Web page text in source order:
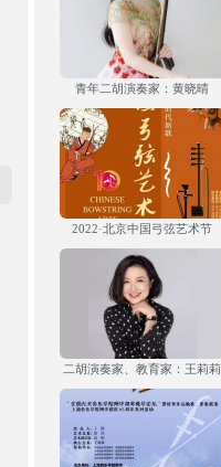
青年二胡演奏家：黄晓晴
2022·北京中国弓弦艺术节
二胡演奏家、教育家：王莉莉